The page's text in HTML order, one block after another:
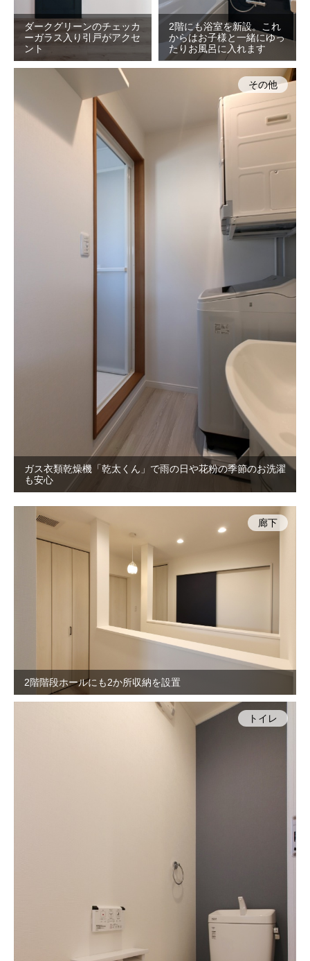
ダークグリーンのチェッカ
ーガラス入り引戸がアクセ
ント
2階にも浴室を新設。これ
からはお子様と一緒にゆっ
たりお風呂に入れます
ガス衣類乾燥機「乾太くん」で雨の日や花粉の季節のお洗濯
も安心
その他
2階階段ホールにも2か所収納を設置
廊下
トイレ